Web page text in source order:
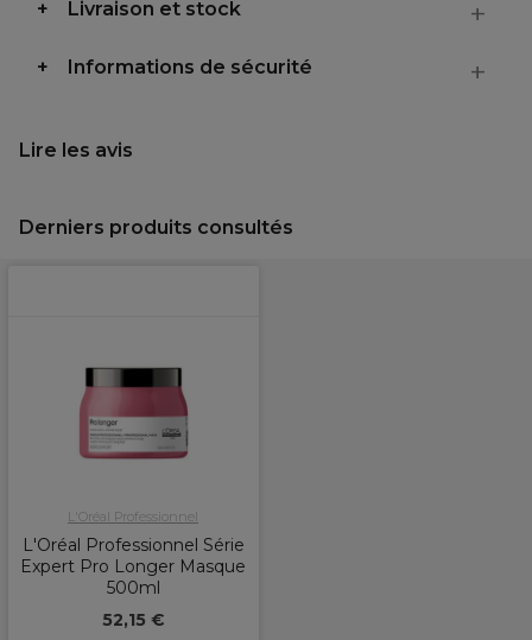
Livraison et stock
Informations de sécurité
Lire les avis
Derniers produits consultés
L'Oréal Professionnel
L'Oréal Professionnel Série
Expert Pro Longer Masque
500ml
52,15 €